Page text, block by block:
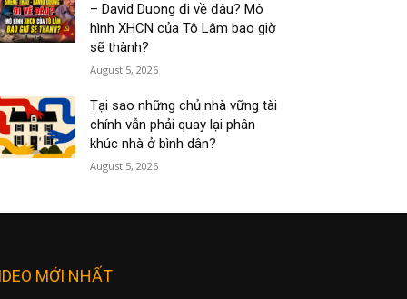
– David Duong đi về đâu? Mô
hình XHCN của Tô Lâm bao giờ
sẽ thành?
August 5, 2026
Tại sao những chủ nhà vững tài
chính vẫn phải quay lại phân
khúc nhà ở bình dân?
August 5, 2026
MỚI NHẤT